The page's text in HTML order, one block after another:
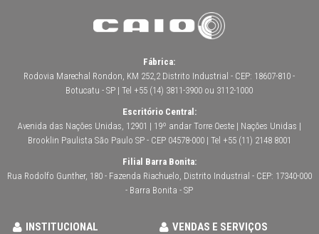
Fábrica:
Rodovia Marechal Rondon, KM 252,2 Distrito Industrial - CEP: 18607-810 -
Botucatu - SP | Tel +55 (14) 3811-3900 ou 3112-1000
Escritório Central:
Avenida das Nações Unidas, 12901 | 19º andar Torre Oeste | Nações Unidas |
Brooklin Paulista São Paulo SP - CEP 04578-000 | Tel +55 (11) 2148 8001
Filial Barra Bonita:
Rua Rodolfo Gunther, 180 - Fazenda Riachuelo, Distrito Industrial - CEP: 17340-000
- Barra Bonita - SP
INSTITUCIONAL
VENDAS E SERVIÇOS